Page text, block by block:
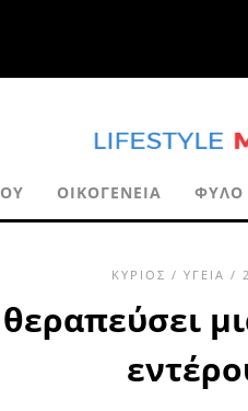
ΟΙΚΟΓΈΝΕΙΑ ΦΎΛΟ
ΚΎΡΙΟΣ / ΥΓΕΊΑ /